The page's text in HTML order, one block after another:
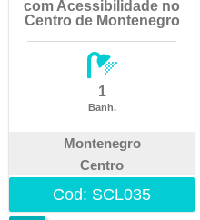
com Acessibilidade no
Centro de Montenegro
1
Banh.
Montenegro
Centro
Cod: SCL035